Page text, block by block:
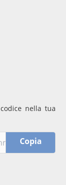
nella tua
Copia